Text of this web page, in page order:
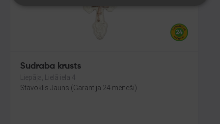
Sudraba krusts
Liepāja, Lielā iela 4
Stāvoklis Jauns (Garantija 24 mēneši)